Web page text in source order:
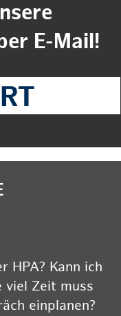
E-Mail!
HPA? Kann ich
viel Zeit muss
einplanen?